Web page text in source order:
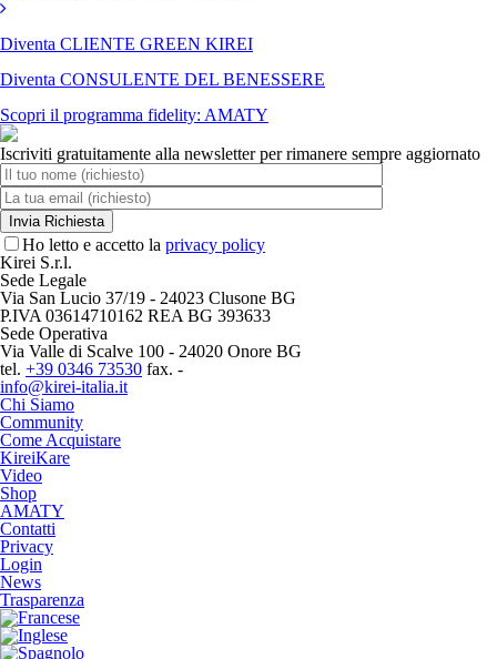
Diventa CLIENTE GREEN KIREI
Diventa CONSULENTE DEL BENESSERE
Scopri il programma fidelity: AMATY
Iscriviti gratuitamente alla newsletter per rimanere sempre aggiornato
Ho letto e accetto la privacy policy
Kirei S.r.l.
Sede Legale
Via San Lucio 37/19 - 24023 Clusone BG
P.IVA 03614710162 REA BG 393633
Sede Operativa
Via Valle di Scalve 100 - 24020 Onore BG
tel. +39 0346 73530 fax. -
info@kirei-italia.it
Chi Siamo
Community
Come Acquistare
KireiKare
Video
Shop
AMATY
Contatti
Privacy
Login
News
Trasparenza